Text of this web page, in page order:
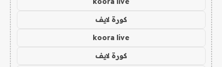
كورة لايف
koora live
كورة لايف